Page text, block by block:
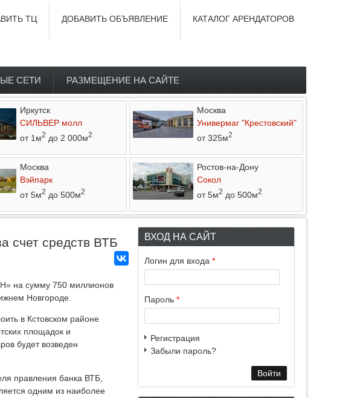
КАТАЛОГ АРЕНДАТОРОВ
ДОБАВИТЬ ОБЪЯВЛЕНИЕ
ТЦ
СЕТИ РАЗМЕЩЕНИЕ НА САЙТЕ
Иркутск
СИЛЬВЕР молл
от 1м2 до 2 000м2
Москва
Универмаг "Крестовский"
от 325м2
Москва
Вэйпарк
от 5м2 до 500м2
Ростов-на-Дону
Сокол
от 5м2 до 500м2
счет средств ВТБ
на сумму 750 миллионов
Новгороде.
в Кстовском районе
площадок и
будет возведен
правления банка ВТБ,
одним из наиболее
ВХОД НА САЙТ
Логин для входа *
Пароль *
Регистрация
Забыли пароль?